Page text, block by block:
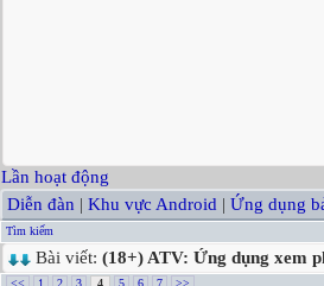
Lần hoạt động
Diễn đàn | Khu vực Android | Ứng dụng
Tìm kiếm
Bài viết: (18+) ATV: Ứng dụng xem
<< 1 2 3 4 5 6 7 >>